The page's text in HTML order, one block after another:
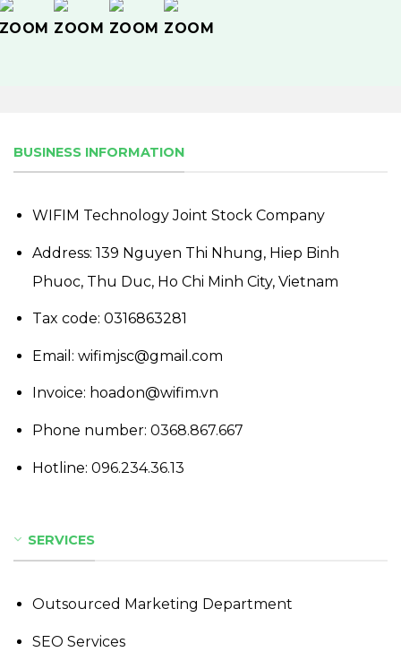
BUSINESS INFORMATION
WIFIM Technology Joint Stock Company
Address: 139 Nguyen Thi Nhung, Hiep Binh
Phuoc, Thu Duc, Ho Chi Minh City, Vietnam
Tax code: 0316863281
Email: wifimjsc@gmail.com
Invoice: hoadon@wifim.vn
Phone number: 0368.867.667
Hotline: 096.234.36.13
SERVICES
Outsourced Marketing Department
SEO Services